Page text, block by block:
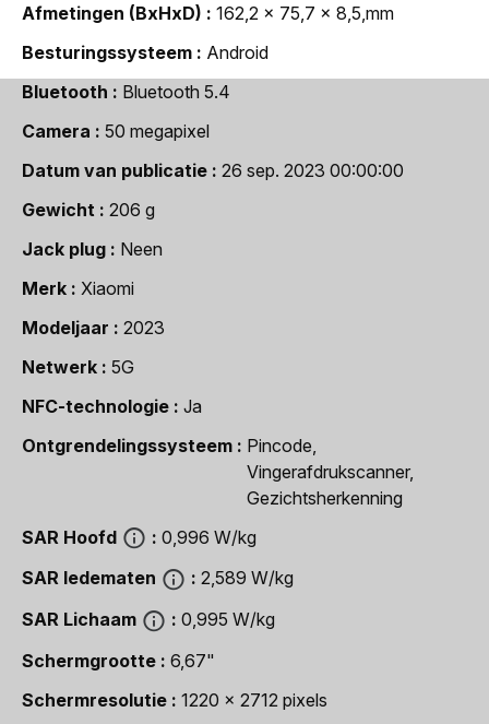
Afmetingen (BxHxD)
162,2 x 75,7 x 8,5,mm
Besturingssysteem
Android
Bluetooth
Bluetooth 5.4
Camera
50 megapixel
Datum van publicatie
26 sep. 2023 00:00:00
Gewicht
206 g
Jack plug
Neen
Merk
Xiaomi
Modeljaar
2023
Netwerk
5G
NFC-technologie
Ja
Ontgrendelingssysteem
Pincode,
Vingerafdrukscanner,
Gezichtsherkenning
SAR Hoofd
0,996 W/kg
SAR ledematen
2,589 W/kg
SAR Lichaam
0,995 W/kg
Schermgrootte
6,67"
Schermresolutie
1220 x 2712 pixels